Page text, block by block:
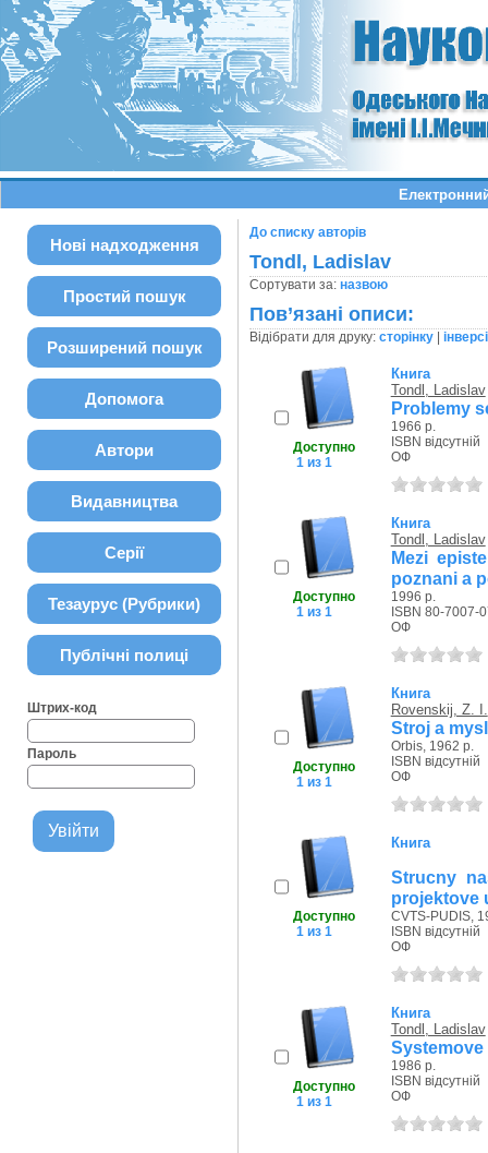
Нові надходження
Простий пошук
Розширений пошук
Допомога
Автори
Видавництва
Серії
Тезаурус (Рубрики)
Публічні полиці
Штрих-код
Пароль
До списку авторів
Tondl, Ladislav
Сортувати за: назвою
Пов’язані описи:
Відібрати для друку: сторінку|
Доступно
1 из 1
Книга
Tondl, Ladislav
Problemy
1966 р.
ISBN відсутній
ОФ
Доступно
1 из 1
Книга
Tondl, Ladislav
Mezi
poznani a
1996 р.
ISBN 80-7007-
ОФ
Доступно
1 из 1
Книга
Rovenskij, Z. I.
Stroj a
Orbis, 1962 р.
ISBN відсутній
ОФ
Доступно
1 из 1
Книга
Strucny
projektove
CVTS-PUDIS,
ISBN відсутній
ОФ
Доступно
1 из 1
Книга
Tondl, Ladislav
1986 р.
ISBN відсутній
ОФ